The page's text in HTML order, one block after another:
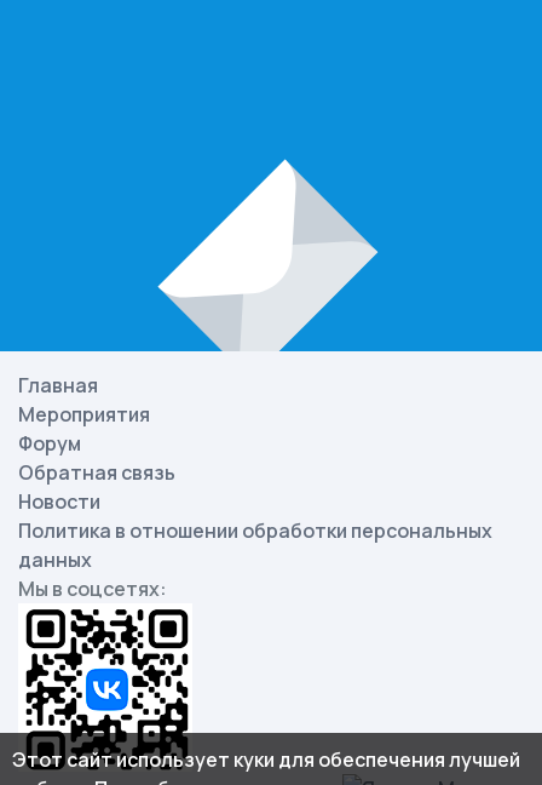
Главная
Мероприятия
Форум
Обратная связь
Новости
Политика в отношении обработки персональных
данных
Мы в соцсетях:
Этот сайт использует куки для обеспечения лучшей